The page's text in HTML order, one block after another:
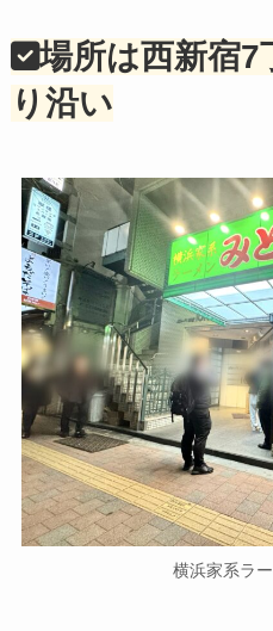
場所は西新宿7
り沿い
横浜家系ラ